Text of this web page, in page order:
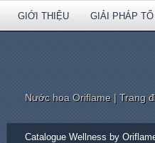
GIỚI THIỆU GIẢI PHÁP
Nước hoa Oriflame | Trang
Catalogue Wellness by